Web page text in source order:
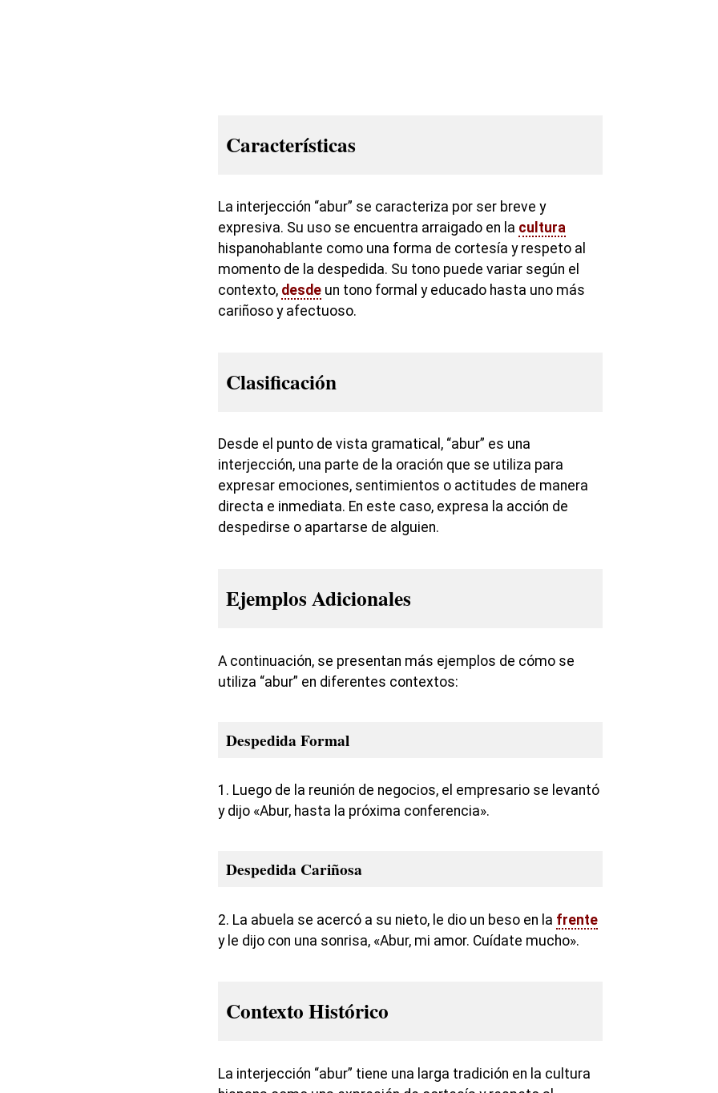
Características
La interjección “abur” se caracteriza por ser breve y
expresiva. Su uso se encuentra arraigado en la cultura
hispanohablante como una forma de cortesía y respeto al
momento de la despedida. Su tono puede variar según el
contexto, desde un tono formal y educado hasta uno más
cariñoso y afectuoso.
Clasificación
Desde el punto de vista gramatical, “abur” es una
interjección, una parte de la oración que se utiliza para
expresar emociones, sentimientos o actitudes de manera
directa e inmediata. En este caso, expresa la acción de
despedirse o apartarse de alguien.
Ejemplos Adicionales
A continuación, se presentan más ejemplos de cómo se
utiliza “abur” en diferentes contextos:
Despedida Formal
1. Luego de la reunión de negocios, el empresario se levantó
y dijo «Abur, hasta la próxima conferencia».
Despedida Cariñosa
2. La abuela se acercó a su nieto, le dio un beso en la frente
y le dijo con una sonrisa, «Abur, mi amor. Cuídate mucho».
Contexto Histórico
La interjección “abur” tiene una larga tradición en la cultura